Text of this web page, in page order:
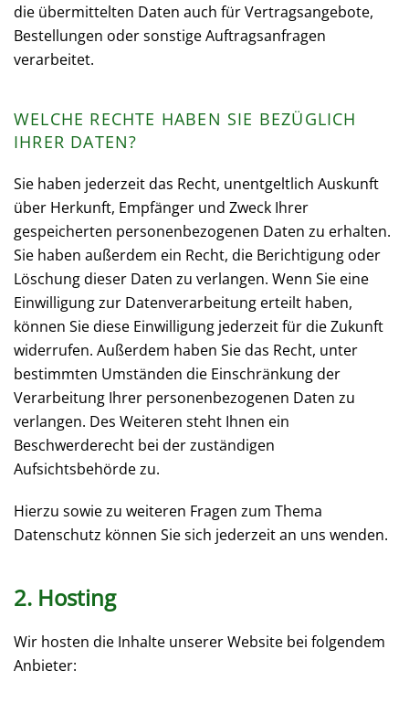
die übermittelten Daten auch für Vertragsangebote,
Bestellungen oder sonstige Auftragsanfragen
verarbeitet.
WELCHE RECHTE HABEN SIE BEZÜGLICH
IHRER DATEN?
Sie haben jederzeit das Recht, unentgeltlich Auskunft
über Herkunft, Empfänger und Zweck Ihrer
gespeicherten personenbezogenen Daten zu erhalten.
Sie haben außerdem ein Recht, die Berichtigung oder
Löschung dieser Daten zu verlangen. Wenn Sie eine
Einwilligung zur Datenverarbeitung erteilt haben,
können Sie diese Einwilligung jederzeit für die Zukunft
widerrufen. Außerdem haben Sie das Recht, unter
bestimmten Umständen die Einschränkung der
Verarbeitung Ihrer personenbezogenen Daten zu
verlangen. Des Weiteren steht Ihnen ein
Beschwerderecht bei der zuständigen
Aufsichtsbehörde zu.
Hierzu sowie zu weiteren Fragen zum Thema
Datenschutz können Sie sich jederzeit an uns wenden.
2. Hosting
Wir hosten die Inhalte unserer Website bei folgendem
Anbieter: